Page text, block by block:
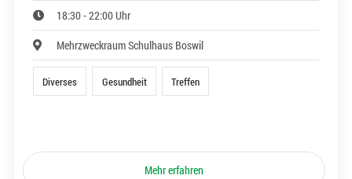
18:30 - 22:00 Uhr
Mehrzweckraum Schulhaus Boswil
Diverses Gesundheit Treffen
Mehr erfahren